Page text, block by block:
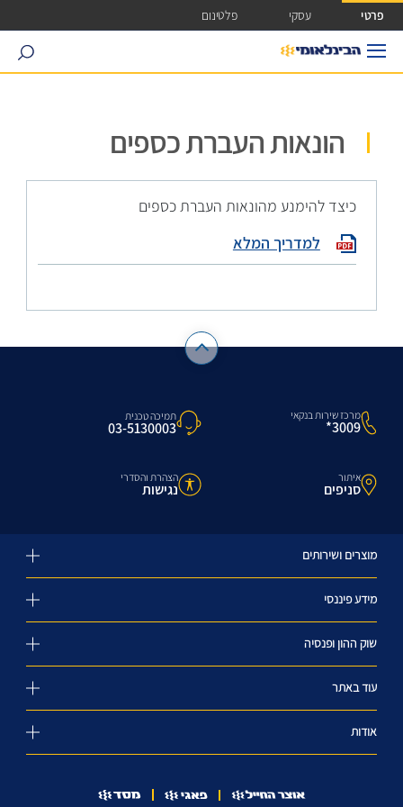
גישה ישירה לכפתור כניסה לחשבונך
פרטי עסקי פלטינום
search
הונאות העברת כספים
כיצד להימנע מהונאות העברת כספים
למדריך המלא
מרכז שירות בנקאי
3009*
תמיכה טכנית
03-5130003
איתור
סניפים
הצהרת והסדרי
נגישות
מוצרים ושירותים
מידע פיננסי
שוק ההון ופנסיה
עוד באתר
אודות